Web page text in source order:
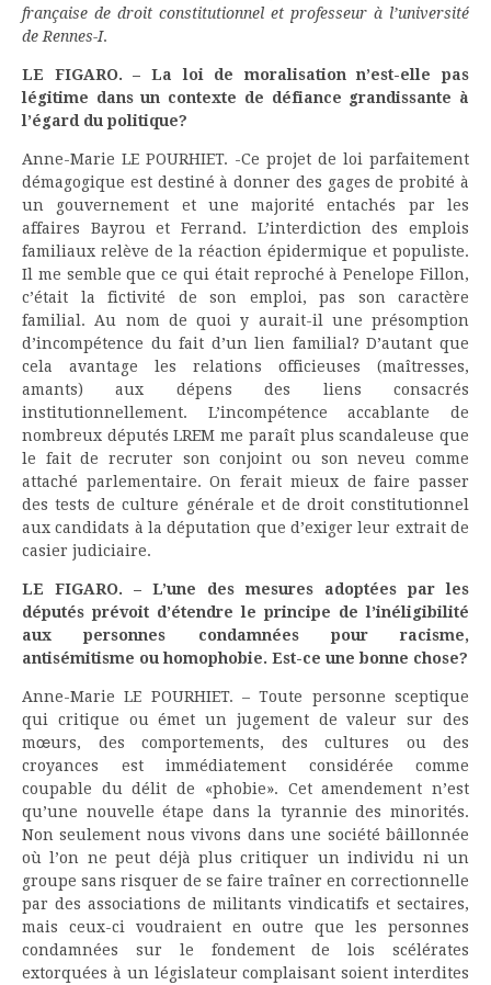
française de droit constitutionnel et professeur à l’université
de Rennes-I.
LE FIGARO. – La loi de moralisation n’est-elle pas
légitime dans un contexte de défiance grandissante à
l’égard du politique?
Anne-Marie LE POURHIET. -Ce projet de loi parfaitement
démagogique est destiné à donner des gages de probité à
un gouvernement et une majorité entachés par les
affaires Bayrou et Ferrand. L’interdiction des emplois
familiaux relève de la réaction épidermique et populiste.
Il me semble que ce qui était reproché à Penelope Fillon,
c’était la fictivité de son emploi, pas son caractère
familial. Au nom de quoi y aurait-il une présomption
d’incompétence du fait d’un lien familial? D’autant que
cela avantage les relations officieuses (maîtresses,
amants) aux dépens des liens consacrés
institutionnellement. L’incompétence accablante de
nombreux députés LREM me paraît plus scandaleuse que
le fait de recruter son conjoint ou son neveu comme
attaché parlementaire. On ferait mieux de faire passer
des tests de culture générale et de droit constitutionnel
aux candidats à la députation que d’exiger leur extrait de
casier judiciaire.
LE FIGARO. – L’une des mesures adoptées par les
députés prévoit d’étendre le principe de l’inéligibilité
aux personnes condamnées pour racisme,
antisémitisme ou homophobie. Est-ce une bonne chose?
Anne-Marie LE POURHIET. – Toute personne sceptique
qui critique ou émet un jugement de valeur sur des
mœurs, des comportements, des cultures ou des
croyances est immédiatement considérée comme
coupable du délit de «phobie». Cet amendement n’est
qu’une nouvelle étape dans la tyrannie des minorités.
Non seulement nous vivons dans une société bâillonnée
où l’on ne peut déjà plus critiquer un individu ni un
groupe sans risquer de se faire traîner en correctionnelle
par des associations de militants vindicatifs et sectaires,
mais ceux-ci voudraient en outre que les personnes
condamnées sur le fondement de lois scélérates
extorquées à un législateur complaisant soient interdites